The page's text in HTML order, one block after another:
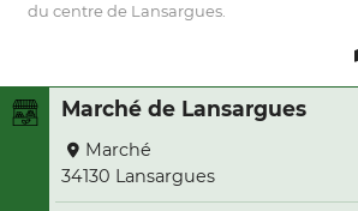
du centre de Lansargues.
Marché de Lansargues
Marché
34130 Lansargues